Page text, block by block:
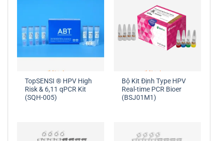
TopSENSI ® HPV High
Risk & 6,11 qPCR Kit
(SQH-005)
Bộ Kit Định Type HPV
Real-time PCR Bioer
(BSJ01M1)